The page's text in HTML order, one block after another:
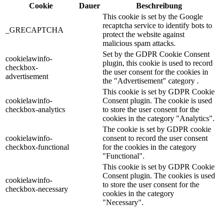
Cookie
Dauer Beschreibung
_GRECAPTCHA
This cookie is set by the Google
recaptcha service to identify bots to
protect the website against
malicious spam attacks.
cookielawinfo-
checkbox-
advertisement
Set by the GDPR Cookie Consent
plugin, this cookie is used to record
the user consent for the cookies in
the "Advertisement" category .
cookielawinfo-
checkbox-analytics
This cookie is set by GDPR Cookie
Consent plugin. The cookie is used
to store the user consent for the
cookies in the category "Analytics".
cookielawinfo-
checkbox-functional
The cookie is set by GDPR cookie
consent to record the user consent
for the cookies in the category
"Functional".
cookielawinfo-
checkbox-necessary
This cookie is set by GDPR Cookie
Consent plugin. The cookies is used
to store the user consent for the
cookies in the category
"Necessary".